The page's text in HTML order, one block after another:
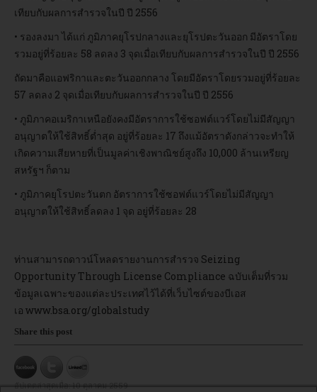
เทียบกับผลการสำรวจในปี ปี 2556
• รองลงมา ได้แก่ ภูมิภาคยุโรปกลางและยุโรปตะวันออก มีอัตราโดย
รวมอยู่ที่ร้อยละ 58 ลดลง 3 จุดเมื่อเทียบกับผลการสำรวจในปี ปี 2556
ถัดมาคือแอฟริกาและตะวันออกกลาง โดยมีอัตราโดยรวมอยู่ที่ร้อยละ
57 ลดลง 2 จุดเมื่อเทียบกับผลการสำรวจในปี ปี 2556
• ภูมิภาคอเมริกาเหนือยังคงมีอัตราการใช้ซอฟต์แวร์โดยไม่มีสัญญา
อนุญาตให้ใช้สิทธิ์ต่ำสุด อยู่ที่ร้อยละ 17 ถึงแม้อัตราดังกล่าวจะทำให้
เกิดความเสียหายที่เป็นมูลค่าเชิงพาณิชย์สูงถึง 10,000 ล้านเหรียญ
สหรัฐฯ ก็ตาม
• ภูมิภาคยุโรปตะวันตก อัตราการใช้ซอฟต์แวร์โดยไม่มีสัญญา
อนุญาตให้ใช้สิทธิ์ลดลง 1 จุด อยู่ที่ร้อยละ 28
ท่านสามารถดาวน์โหลดรายงานการสำรวจ Seizing
Opportunity Through License Compliance ฉบับเต็มที่รวม
ข้อมูลเฉพาะของแต่ละประเทศไว้ได้ที่เว็บไซต์ของบีเอส
เอ www.bsa.org/globalstudy
Share this post
อัปเดตล่าสุดเมื่อ: 10 ตุลาคม 2559